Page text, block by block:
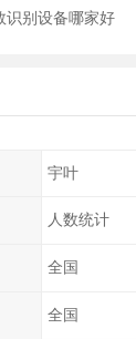
识别设备哪家好
宇叶
人数统计
全国
全国